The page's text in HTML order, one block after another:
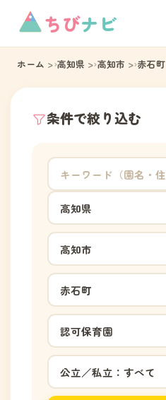
ちびナビ
ホーム 高知県 高知市 赤石町
条件で絞り込む